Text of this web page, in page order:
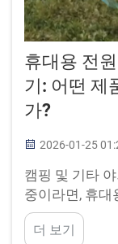
휴대용 전
기: 어떤 제
가?
2026-01-25
캠핑 및 기타
중이라면, 휴대
어느 쪽을 선택
가능성이 높습
더 보기